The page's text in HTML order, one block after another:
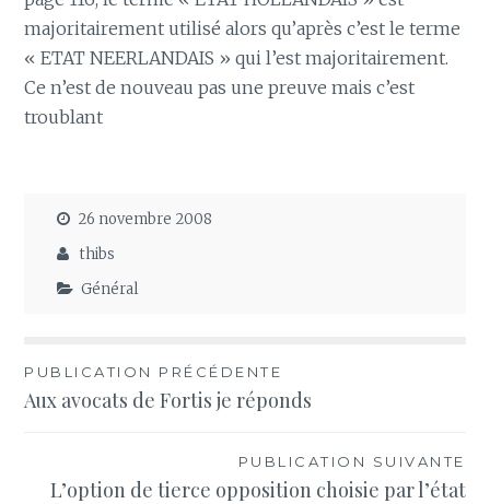
majoritairement utilisé alors qu’après c’est le terme
« ETAT NEERLANDAIS » qui l’est majoritairement.
Ce n’est de nouveau pas une preuve mais c’est
troublant
26 novembre 2008
thibs
Général
Navigation
de
PUBLICATION PRÉCÉDENTE
Aux avocats de Fortis je réponds
PUBLICATION SUIVANTE
L’option de tierce opposition choisie par l’état